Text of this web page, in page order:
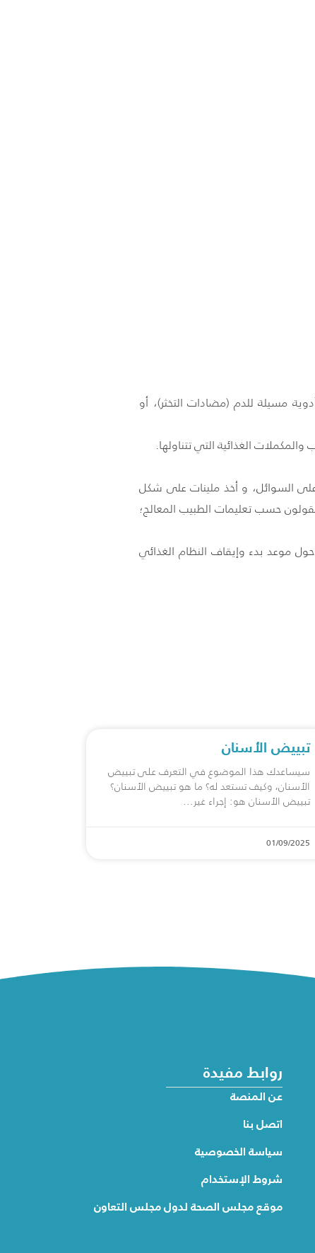
مسيلة للدم (مضادات التخثر)، أو
الغذائية التي تتناولها.
السوائل، و أخذ ملينات على شكل
حسب تعليمات الطبيب المعالج؛
موعد بدء وإيقاف النظام الغذائي
تبييض الأسنان
سيساعدك هذا الموضوع في التعرف على تبييض
الأسنان، وكيف تستعد له؟ ما هو تبييض الأسنان؟
تبييض الأسنان هو: إجراء غير
01/09/2025
روابط مفيدة
عن المنصة
اتصل بنا
سياسة الخصوصية
شروط الإستخدام
موقع مجلس الصحة لدول مجلس التعاون